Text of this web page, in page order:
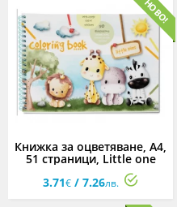
Книжка за оцветяване, А4,
51 страници, Little one
3.71€ / 7.26лв.